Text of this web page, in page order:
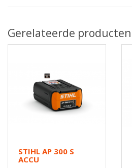
Gerelateerde producten
STIHL AP 300 S
ACCU